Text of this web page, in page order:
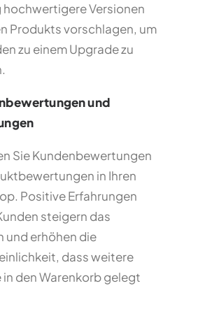
hochwertigere Versionen
Produkts vorschlagen, um
zu einem Upgrade zu
und
Sie Kundenbewertungen
in Ihren
Positive Erfahrungen
steigern das
und erhöhen die
dass weitere
den Warenkorb gelegt